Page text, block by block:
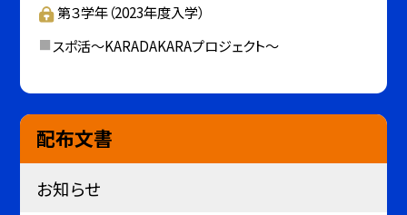
第３学年（2023年度入学）
スポ活～KARADAKARAプロジェクト～
配布文書
お知らせ